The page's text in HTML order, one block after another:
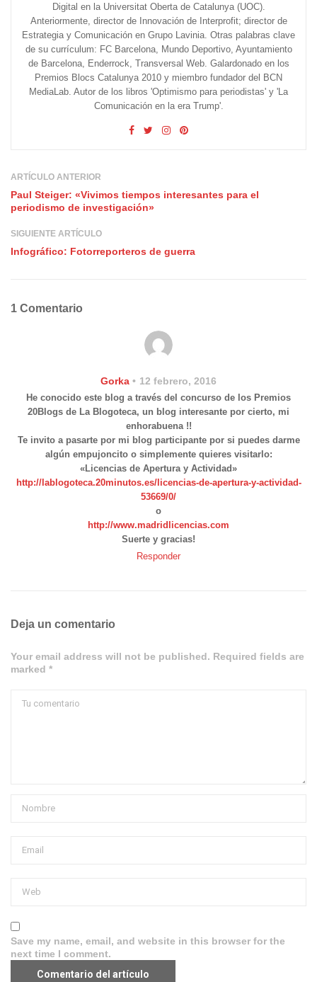
Digital en la Universitat Oberta de Catalunya (UOC).
Anteriormente, director de Innovación de Interprofit; director de
Estrategia y Comunicación en Grupo Lavinia. Otras palabras clave
de su currículum: FC Barcelona, Mundo Deportivo, Ayuntamiento
de Barcelona, Enderrock, Transversal Web. Galardonado en los
Premios Blocs Catalunya 2010 y miembro fundador del BCN
MediaLab. Autor de los libros 'Optimismo para periodistas' y 'La
Comunicación en la era Trump'.
ARTÍCULO ANTERIOR
Paul Steiger: «Vivimos tiempos interesantes para el
periodismo de investigación»
SIGUIENTE ARTÍCULO
Infográfico: Fotorreporteros de guerra
1 Comentario
Gorka 12 febrero, 2016
He conocido este blog a través del concurso de los Premios
20Blogs de La Blogoteca, un blog interesante por cierto, mi
enhorabuena !!
Te invito a pasarte por mi blog participante por si puedes darme
algún empujoncito o simplemente quieres visitarlo:
«Licencias de Apertura y Actividad»
http://lablogoteca.20minutos.es/licencias-de-apertura-y-actividad-
53669/0/
o
http://www.madridlicencias.com
Suerte y gracias!
Responder
Deja un comentario
Your email address will not be published. Required fields are
marked *
Save my name, email, and website in this browser for the
next time I comment.